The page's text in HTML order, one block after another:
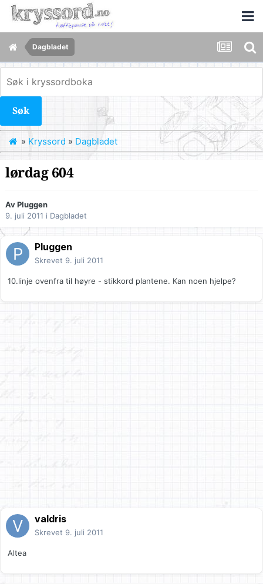
Dagbladet
Søk
» Kryssord » Dagbladet
lørdag 604
AvPluggen
9. juli 2011 i Dagbladet
Pluggen
Skrevet 9. juli 2011
10.linje ovenfra til høyre - stikkord plantene. Kan noen hjelpe?
valdris
Skrevet 9. juli 2011
Altea